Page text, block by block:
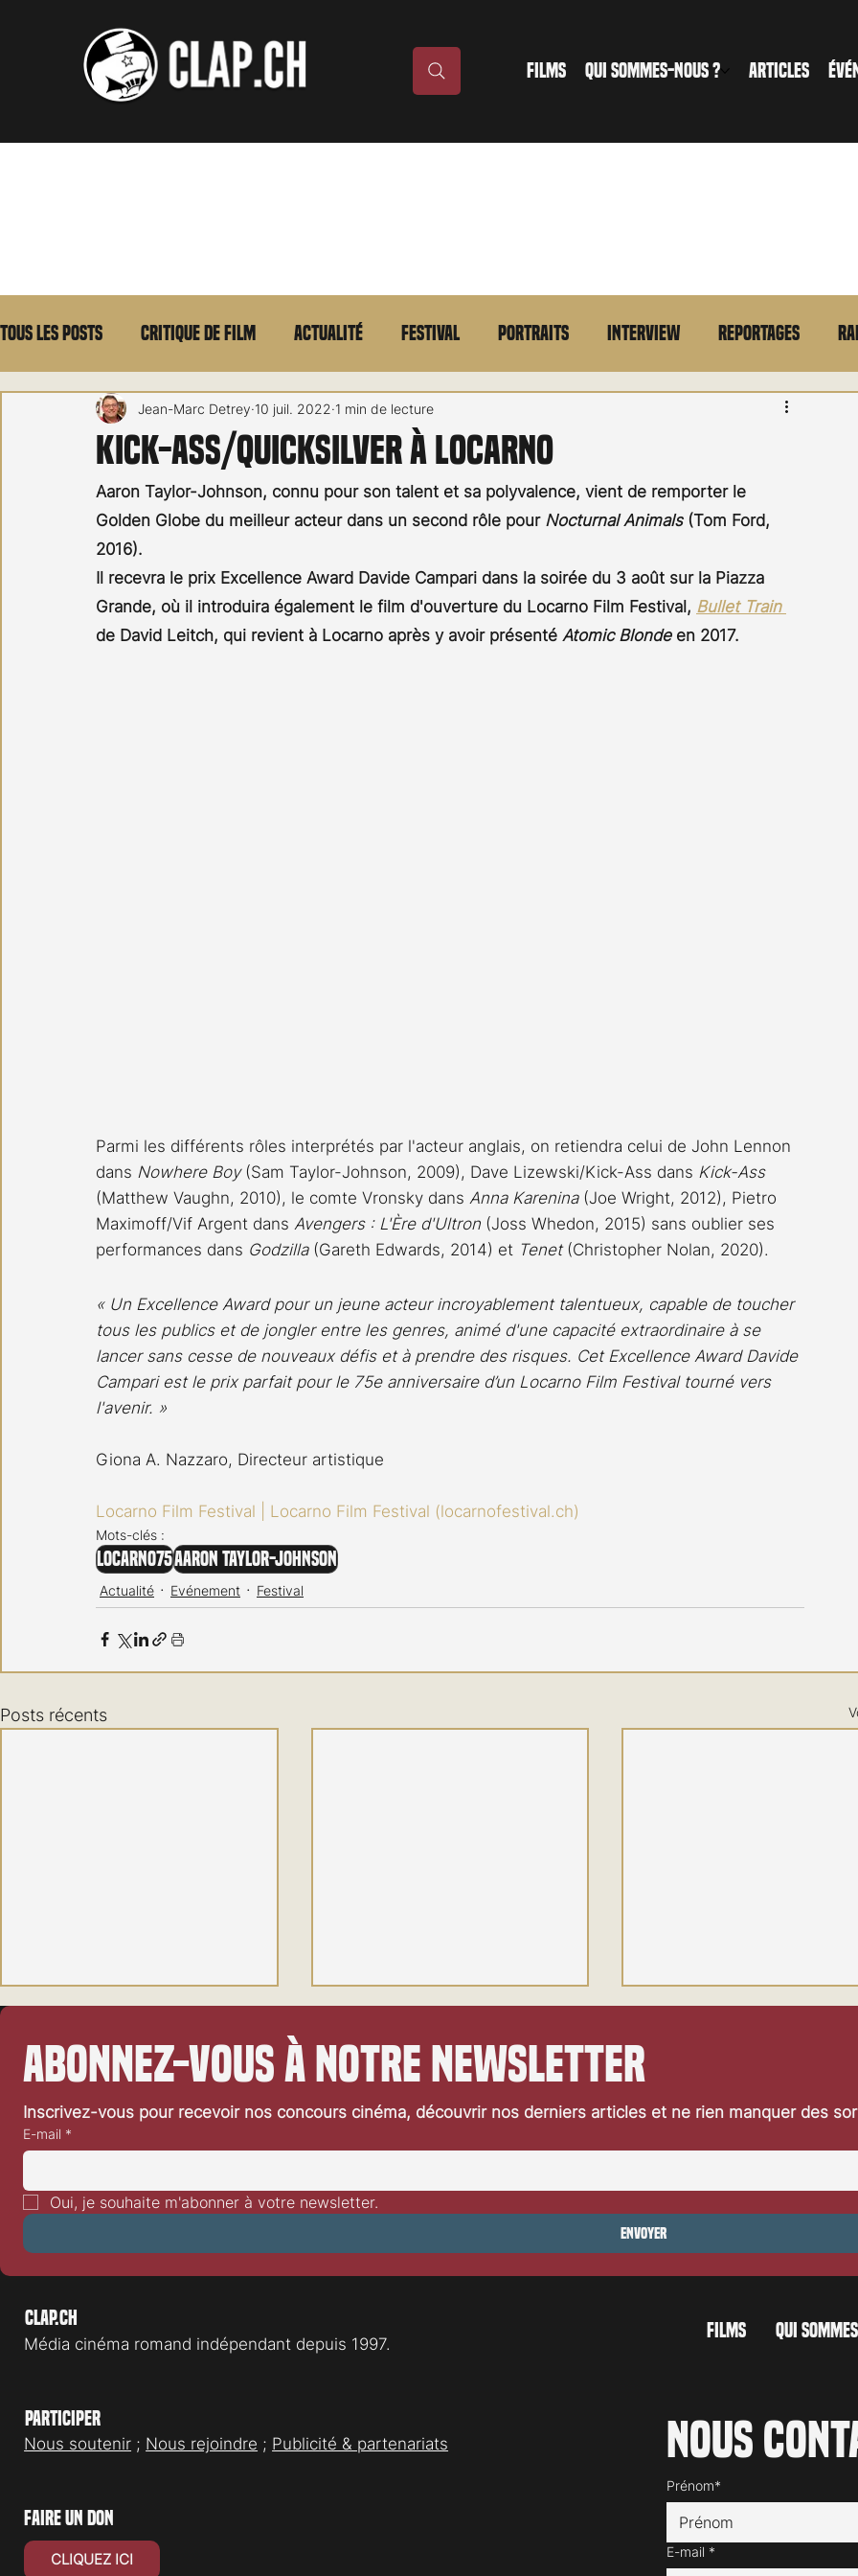
FILMS QUI SOMMES-NOUS ? ARTICLES
Tous les posts Critique de film Actualité Festival Portraits Interview Reportages
Max Borg Laurent Scherlen Memento En bref
Carnet noir Open Air Série TV Stéfanie Rossier Streaming Stefanie Rossier
Kick-Ass/Quicksilver à Locarno
Jean-Marc Detrey 10 juil. 2022 1 min de lecture
Aaron Taylor-Johnson, connu pour son talent et sa polyvalence, vient de remporter le
Golden Globe du meilleur acteur dans un second rôle pour Nocturnal Animals (Tom Ford,
2016).
Il recevra le prix Excellence Award Davide Campari dans la soirée du 3 août sur la Piazza
Grande, où il introduira également le film d'ouverture du Locarno Film Festival, Bullet Train
de David Leitch, qui revient à Locarno après y avoir présenté Atomic Blonde en 2017.
Parmi les différents rôles interprétés par l'acteur anglais, on retiendra celui de John Lennon
dans Nowhere Boy (Sam Taylor-Johnson, 2009), Dave Lizewski/Kick-Ass dans Kick-Ass
(Matthew Vaughn, 2010), le comte Vronsky dans Anna Karenina (Joe Wright, 2012), Pietro
Maximoff/Vif Argent dans Avengers : L'Ère d'Ultron (Joss Whedon, 2015) sans oublier ses
performances dans Godzilla (Gareth Edwards, 2014) et Tenet (Christopher Nolan, 2020).
« Un Excellence Award pour un jeune acteur incroyablement talentueux, capable de toucher
tous les publics et de jongler entre les genres, animé d'une capacité extraordinaire à se
lancer sans cesse de nouveaux défis et à prendre des risques. Cet Excellence Award Davide
Campari est le prix parfait pour le 75e anniversaire d’un Locarno Film Festival tourné vers
l'avenir. »
Giona A. Nazzaro, Directeur artistique
Locarno Film Festival | Locarno Film Festival (locarnofestival.ch)
Mots-clés :
Locarno75Aaron Taylor-Johnson
Actualité Evénement Festival
Posts récents
genre en Suisse : la SGFA ouvre un
nouveau chapitre
Driver
With Wolves
Abonnez-vous à notre newsletter
Inscrivez-vous pour recevoir nos concours cinéma, découvrir nos derniers articles et ne rien manquer des
E-mail *
Oui, je souhaite m'abonner à votre newsletter.
Envoyer
Clap.ch
Média cinéma romand indépendant depuis 1997.
FILMS QUI
Participer
Nous soutenir ; Nous rejoindre ; Publicité & partenariats Nous
Prénom*
E-mail *
faire un don
CLIQUEZ ICI